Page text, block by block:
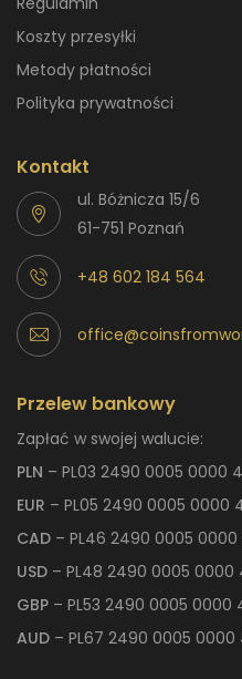
Koszty przesyłki
Metody płatności
Polityka prywatności
Kontakt
ul. Bóżnicza 15/6
61-751 Poznań
+48 602 184 564
Przelew bankowy
Zapłać w swojej walucie:
PLN – PL03 2490 0005 0000
EUR – PL05 2490 0005 0000
CAD – PL46 2490 0005
USD – PL48 2490 0005 0000
GBP – PL53 2490 0005 0000
AUD – PL67 2490 0005 0000